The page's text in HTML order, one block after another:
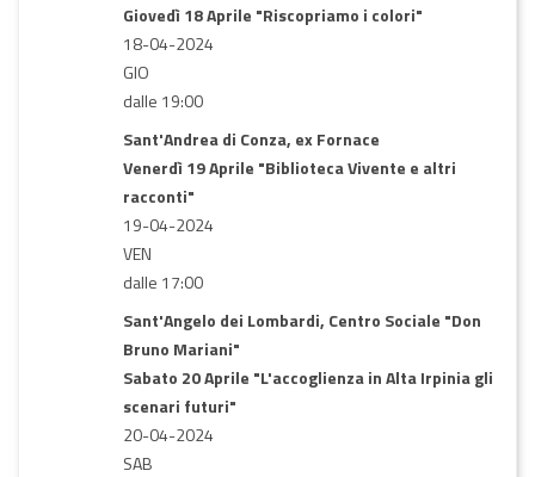
Giovedì 18 Aprile "Riscopriamo i colori"
18-04-2024
GIO
dalle 19:00
Sant'Andrea di Conza, ex Fornace
Venerdì 19 Aprile "Biblioteca Vivente e altri
racconti"
19-04-2024
VEN
dalle 17:00
Sant'Angelo dei Lombardi, Centro Sociale "Don
Bruno Mariani"
Sabato 20 Aprile "L'accoglienza in Alta Irpinia gli
scenari futuri"
20-04-2024
SAB